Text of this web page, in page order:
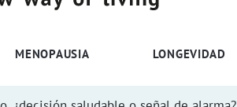
MENOPAUSIA LONGEVIDAD